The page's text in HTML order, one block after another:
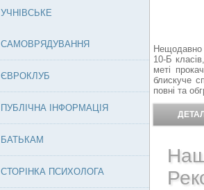
УЧНІВСЬКЕ
САМОВРЯДУВАННЯ
ЄВРОКЛУБ
ПУБЛІЧНА ІНФОРМАЦІЯ
БАТЬКАМ
СТОРІНКА ПСИХОЛОГА
Нещодавно
10-Б
меті
блискуче
повні та